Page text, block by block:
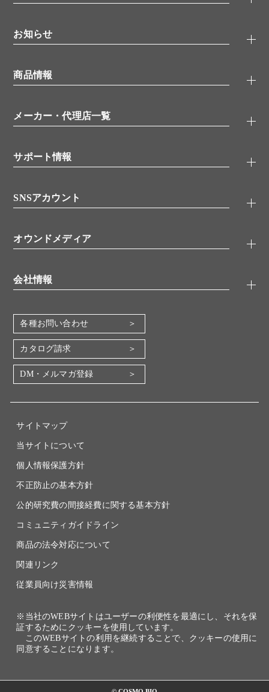
タンパク質検索
ELISA/ELISpot検索
品番検索
お知らせ
無料サンプル
ウェビナー （オンラインセミナー）
学会・展示スケジュール
商品情報
抗体
シグナル伝達
糖類／レクチン
分子生物
バイオメディカル(環境・食品)
機器・消耗品
メーカー・代理店一覧
代理店
サポート情報
アプリケーションノート
書類ダウンロード
SNSアカウント
YouTube
オウンドメディア
会社情報
会社概要
地図・アクセス（本社）
IR情報
電子公告
各種お問い合わせ
カタログ請求
DM・メルマガ登録
サイトマップ
当サイトについて
個人情報保護方針
不正防止の基本方針
公的研究費の間接経費に関する基本方針
コミュニティガイドライン
商品の法令対応について
関連リンク
従業員向け災害情報
※当社のWEBサイトはユーザーの利便性を最適にし、それを保
証するためにクッキーを使用しています。
このWEBサイトの利用を継続することで、クッキーの使用に
同意することになります。